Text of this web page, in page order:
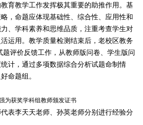
育教学工作发挥极其重要的助推作用。基
，命题应体现基础性、综合性、应用性和
、学科素养和思维品质，注重考查学生对
运用。教学质量检测结束后，老校区教务
评价反馈工作，从教师版问卷、学生版问
计，通过多项数据综合分析试题命制情
命题组。
为获奖学科组教师颁发证书
表李天天老师、孙英老师分别进行经验分